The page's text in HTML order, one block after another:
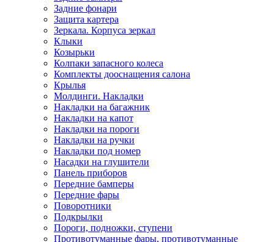
Задние фонари
Защита картера
Зеркала. Корпуса зеркал
Клыки
Козырьки
Колпаки запасного колеса
Комплекты дооснащения салона
Крылья
Молдинги. Накладки
Накладки на багажник
Накладки на капот
Накладки на пороги
Накладки на ручки
Накладки под номер
Насадки на глушители
Панель приборов
Передние бамперы
Передние фары
Поворотники
Подкрылки
Пороги, подножки, ступени
Противотуманные фары, противотуманные